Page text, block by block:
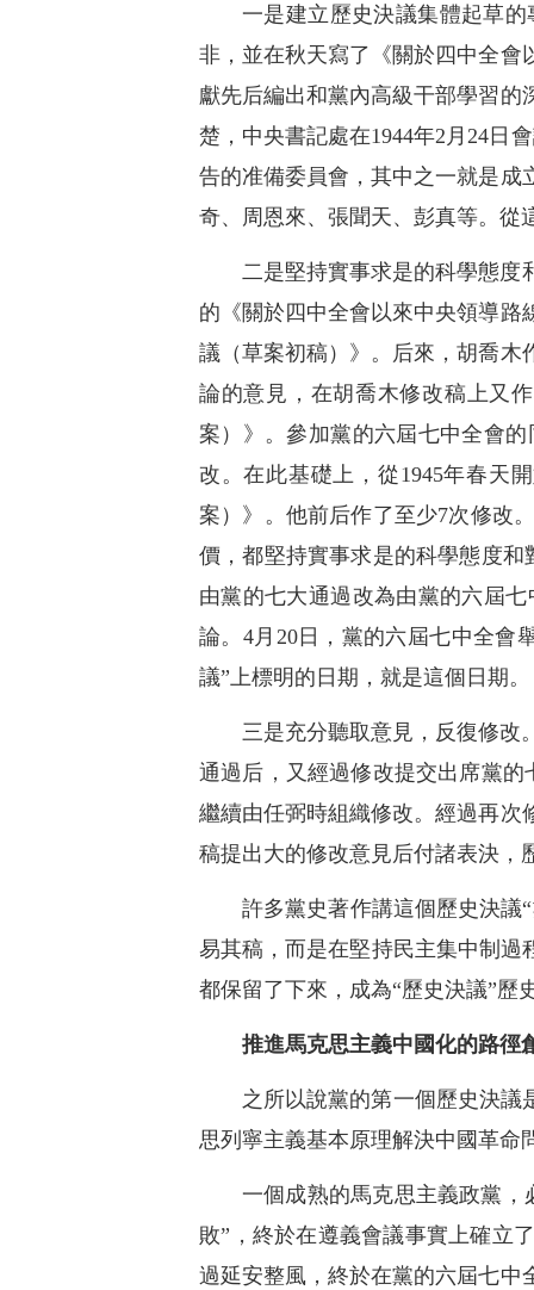
一是建立歷史決議集體起草
非，並在秋天寫了《關於四中全會
獻先后編出和黨內高級干部學習
楚，中央書記處在1944年2月24日
告的准備委員會，其中之一就是成
奇、周恩來、張聞天、彭真等。從
二是堅持實事求是的科學態度
的《關於四中全會以來中央領導
議（草案初稿）》。后來，胡喬木
論的意見，在胡喬木修改稿上又
案）》。參加黨的六屆七中全會
改。在此基礎上，從1945年春天
案）》。他前后作了至少7次修改
價，都堅持實事求是的科學態度
由黨的七大通過改為由黨的六屆
論。4月20日，黨的六屆七中全會
議”上標明的日期，就是這個日期。
三是充分聽取意見，反復修改
通過后，又經過修改提交出席黨
繼續由任弼時組織修改。經過再次
稿提出大的修改意見后付諸表決，
許多黨史著作講這個歷史決議
易其稿，而是在堅持民主集中制過
都保留了下來，成為“歷史決議”歷
推進馬克思主義中國化的路徑
之所以說黨的第一個歷史決議
思列寧主義基本原理解決中國革命
一個成熟的馬克思主義政黨
敗”，終於在遵義會議事實上確立
過延安整風，終於在黨的六屆七中